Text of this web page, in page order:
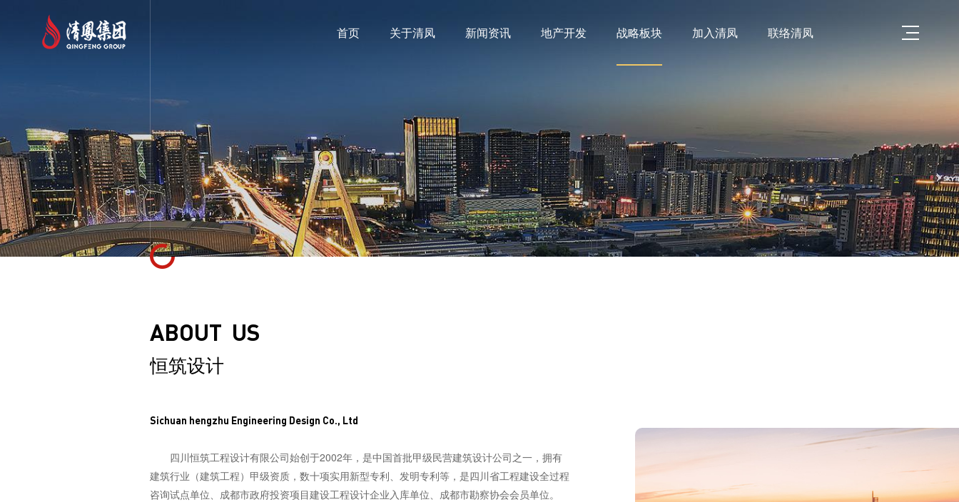
首页 关于清凤 新闻资讯 地产开发 战略板块 加入清凤 联络清凤
ABOUT  US
恒筑设计
Sichuan hengzhu Engineering Design Co., Ltd
四川恒筑工程设计有限公司始创于2002年，是中国首批甲级民营建筑设计公司之一，拥有
建筑行业（建筑工程）甲级资质，数十项实用新型专利、发明专利等，是四川省工程建设全过程
咨询试点单位、成都市政府投资项目建设工程设计企业入库单位、成都市勘察协会会员单位。